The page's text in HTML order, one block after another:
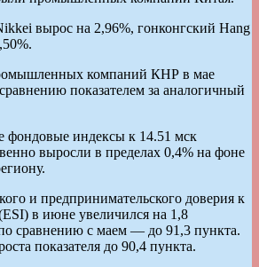
вырос на 2,96%, гонконгский Hang
компаний КНР в мае
показателем за аналогичный
фондовые индексы к 14.51 мск
выросли в пределах 0,4% на фоне
и предпринимательского доверия к
в июне увеличился на 1,8
сравнению с маем — до 91,3 пункта.
показателя до 90,4 пункта.